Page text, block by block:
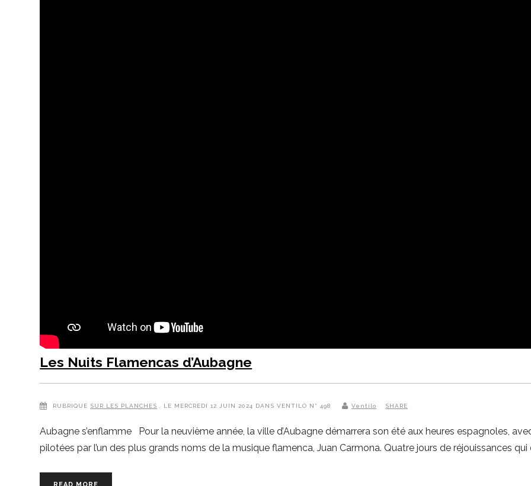
Les Nuits Flamencas d’Aubagne
RUBRIQUE SUR LES PLANCHES , LE MERCREDI 12 JUIN 2024 DANS VENTILO N° 498 Ventilo SHARE
Aubagne s’enflamme Pour la neuvième année, la ville d’Aubagne démarrera son été aux heures espagnoles,
pilotées par l’un des plus grands noms de la musique flamenca, Juan Carmona. Quatre jours de réjouissances